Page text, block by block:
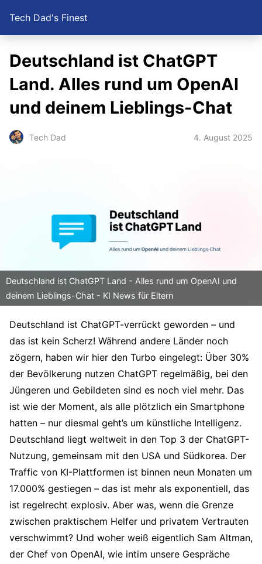
Tech Dad's Finest
Deutschland ist ChatGPT
Land. Alles rund um OpenAI
und deinem Lieblings-Chat
Tech Dad 4. August 2025
Deutschland ist ChatGPT Land - Alles rund um OpenAI und
deinem Lieblings-Chat - KI News für Eltern
Deutschland ist ChatGPT-verrückt geworden – und
das ist kein Scherz! Während andere Länder noch
zögern, haben wir hier den Turbo eingelegt: Über 30%
der Bevölkerung nutzen ChatGPT regelmäßig, bei den
Jüngeren und Gebildeten sind es noch viel mehr. Das
ist wie der Moment, als alle plötzlich ein Smartphone
hatten – nur diesmal geht’s um künstliche Intelligenz.
Deutschland liegt weltweit in den Top 3 der ChatGPT-
Nutzung, gemeinsam mit den USA und Südkorea. Der
Traffic von KI-Plattformen ist binnen neun Monaten um
17.000% gestiegen – das ist mehr als exponentiell, das
ist regelrecht explosiv. Aber was, wenn die Grenze
zwischen praktischem Helfer und privatem Vertrauten
verschwimmt? Und woher weiß eigentlich Sam Altman,
der Chef von OpenAI, wie intim unsere Gespräche